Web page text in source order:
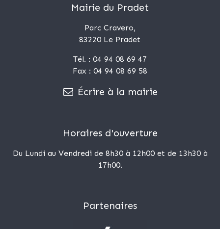
Mairie du Pradet
Parc Cravero,
83220 Le Pradet
Tél. : 04 94 08 69 47
Fax : 04 94 08 69 58
Écrire à la mairie
Horaires d'ouverture
Du Lundi au Vendredi de 8h30 à 12h00 et de 13h30 à
17h00.
Partenaires